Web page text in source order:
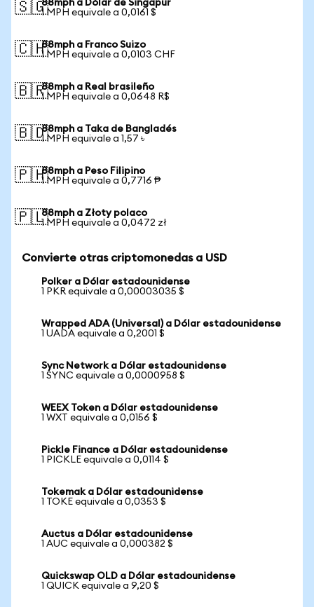
🇸🇬88mph a Dólar de Singapur
1 MPH equivale a 0,0161 $
🇨🇭88mph a Franco Suizo
1 MPH equivale a 0,0103 CHF
🇧🇷88mph a Real brasileño
1 MPH equivale a 0,0648 R$
🇧🇩88mph a Taka de Bangladés
1 MPH equivale a 1,57 ৳
🇵🇭88mph a Peso Filipino
1 MPH equivale a 0,7716 ₱
🇵🇱88mph a Złoty polaco
1 MPH equivale a 0,0472 zł
Convierte otras criptomonedas a USD
Polker a Dólar estadounidense
1 PKR equivale a 0,00003035 $
Wrapped ADA (Universal) a Dólar estadounidense
1 UADA equivale a 0,2001 $
Sync Network a Dólar estadounidense
1 SYNC equivale a 0,0000958 $
WEEX Token a Dólar estadounidense
1 WXT equivale a 0,0156 $
Pickle Finance a Dólar estadounidense
1 PICKLE equivale a 0,0114 $
Tokemak a Dólar estadounidense
1 TOKE equivale a 0,0353 $
Auctus a Dólar estadounidense
1 AUC equivale a 0,000382 $
Quickswap OLD a Dólar estadounidense
1 QUICK equivale a 9,20 $